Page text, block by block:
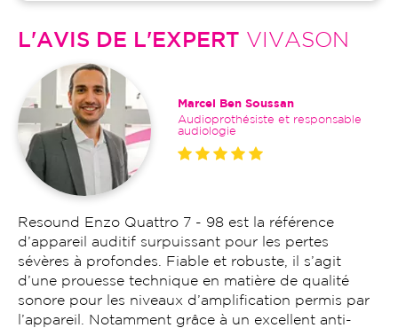
L'AVIS DE L'EXPERT VIVASON
Marcel Ben Soussan
Audioprothésiste et responsable
audiologie
Resound Enzo Quattro 7 - 98 est la référence
d’appareil auditif surpuissant pour les pertes
sévères à profondes. Fiable et robuste, il s’agit
d’une prouesse technique en matière de qualité
sonore pour les niveaux d’amplification permis par
l’appareil. Notamment grâce à un excellent anti-